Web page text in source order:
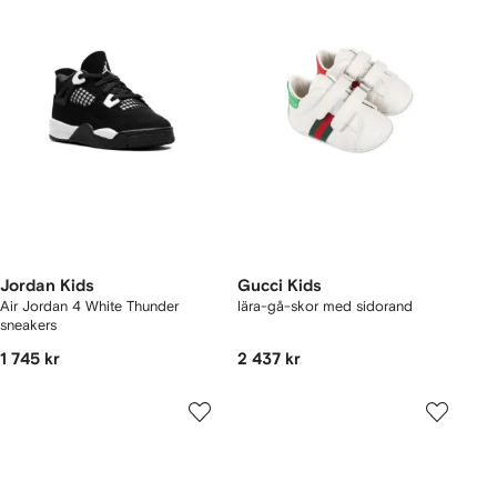
Jordan Kids
Air Jordan 4 White Thunder
sneakers
1 745 kr
Gucci Kids
lära-gå-skor med sidorand
2 437 kr